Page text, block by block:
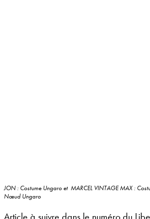
JON : Costume Ungaro et MARCEL VINTAGE MAX :
Nœud Ungaro